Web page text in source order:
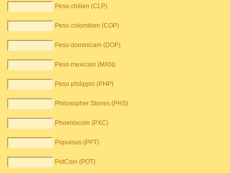
Peso chilien (CLP)
Peso colombien (COP)
Peso dominicain (DOP)
Peso mexicain (MXN)
Peso philippin (PHP)
Philosopher Stones (PHS)
Phoenixcoin (PXC)
Populous (PPT)
PotCoin (POT)